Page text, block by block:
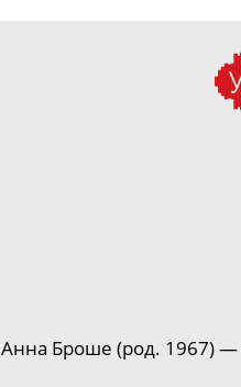
Анна Броше (род. 1967)—